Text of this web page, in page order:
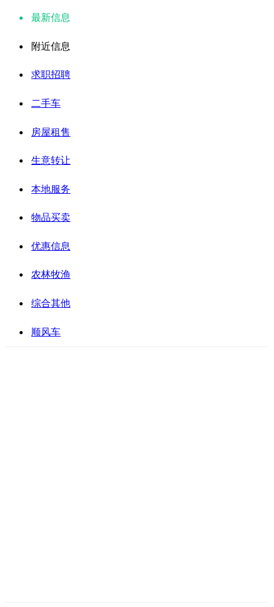
最新信息
附近信息
求职招聘
二手车
房屋租售
生意转让
本地服务
物品买卖
优惠信息
农林牧渔
综合其他
顺风车